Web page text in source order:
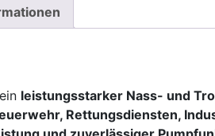
leistungsstarker Nass- und
Rettungsdiensten,